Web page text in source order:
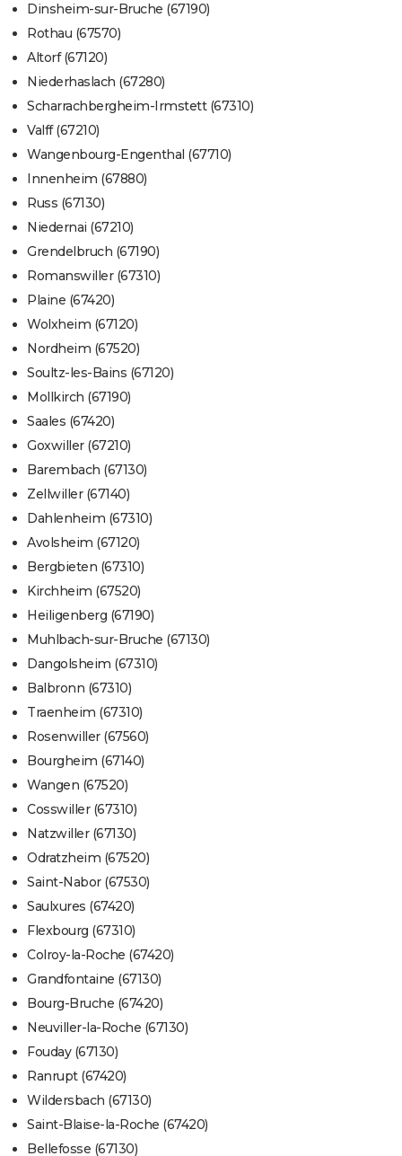
Dinsheim-sur-Bruche (67190)
Rothau (67570)
Altorf (67120)
Niederhaslach (67280)
Scharrachbergheim-Irmstett (67310)
Valff (67210)
Wangenbourg-Engenthal (67710)
Innenheim (67880)
Russ (67130)
Niedernai (67210)
Grendelbruch (67190)
Romanswiller (67310)
Plaine (67420)
Wolxheim (67120)
Nordheim (67520)
Soultz-les-Bains (67120)
Mollkirch (67190)
Saales (67420)
Goxwiller (67210)
Barembach (67130)
Zellwiller (67140)
Dahlenheim (67310)
Avolsheim (67120)
Bergbieten (67310)
Kirchheim (67520)
Heiligenberg (67190)
Muhlbach-sur-Bruche (67130)
Dangolsheim (67310)
Balbronn (67310)
Traenheim (67310)
Rosenwiller (67560)
Bourgheim (67140)
Wangen (67520)
Cosswiller (67310)
Natzwiller (67130)
Odratzheim (67520)
Saint-Nabor (67530)
Saulxures (67420)
Flexbourg (67310)
Colroy-la-Roche (67420)
Grandfontaine (67130)
Bourg-Bruche (67420)
Neuviller-la-Roche (67130)
Fouday (67130)
Ranrupt (67420)
Wildersbach (67130)
Saint-Blaise-la-Roche (67420)
Bellefosse (67130)